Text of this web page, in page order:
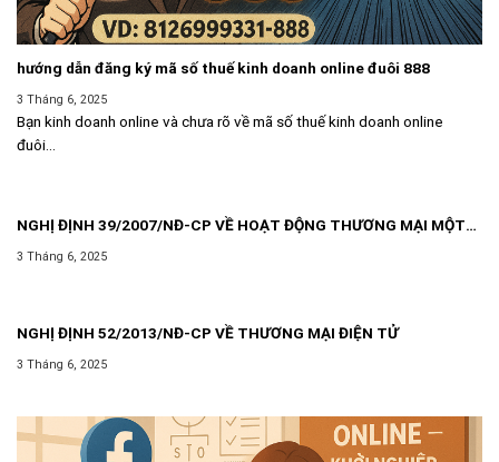
hướng dẫn đăng ký mã số thuế kinh doanh online đuôi 888
3 Tháng 6, 2025
Bạn kinh doanh online và chưa rõ về mã số thuế kinh doanh online
đuôi...
NGHỊ ĐỊNH 39/2007/NĐ-CP VỀ HOẠT ĐỘNG THƯƠNG MẠI MỘT
CÁCH ĐỘC LẬP THƯỜNG XUYÊN KHÔNG PHẢI ĐĂNG KÝ KINH
3 Tháng 6, 2025
NGHỊ ĐỊNH 52/2013/NĐ-CP VỀ THƯƠNG MẠI ĐIỆN TỬ
3 Tháng 6, 2025